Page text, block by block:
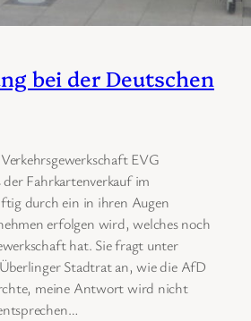
bei der Deutschen
EVG
der Fahrkartenverkauf im
durch ein in ihren Augen
erfolgen wird, welches noch
hat. Sie fragt unter
Stadtrat an, wie die AfD
meine Antwort wird nicht